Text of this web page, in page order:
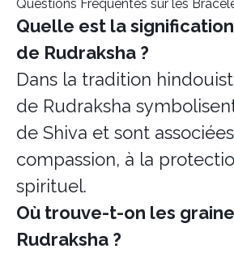
Questions Fréquentes sur les
Quelle est la
de Rudraksha ?
Dans la tradition
de Rudraksha
de Shiva et sont
compassion, à la
spirituel.
Où trouve-t-on les
Rudraksha ?